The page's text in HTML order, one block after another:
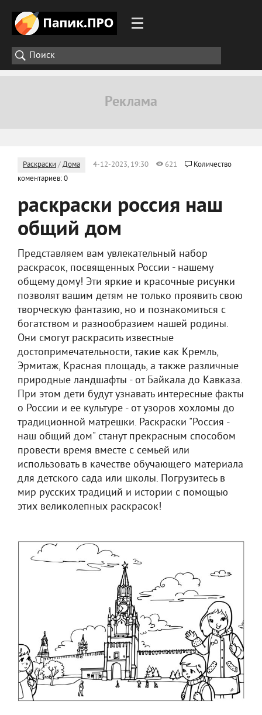
Раскраски /Дома 4-12-2023, 19:30 621
Количество
коментариев: 0
раскраски россия наш
общий дом
Представляем вам увлекательный набор
раскрасок, посвященных России - нашему
общему дому! Эти яркие и красочные рисунки
позволят вашим детям не только проявить свою
творческую фантазию, но и познакомиться с
богатством и разнообразием нашей родины.
Они смогут раскрасить известные
достопримечательности, такие как Кремль,
Эрмитаж, Красная площадь, а также различные
природные ландшафты - от Байкала до Кавказа.
При этом дети будут узнавать интересные факты
о России и ее культуре - от узоров хохломы до
традиционной матрешки. Раскраски "Россия -
наш общий дом" станут прекрасным способом
провести время вместе с семьей или
использовать в качестве обучающего материала
для детского сада или школы. Погрузитесь в
мир русских традиций и истории с помощью
этих великолепных раскрасок!